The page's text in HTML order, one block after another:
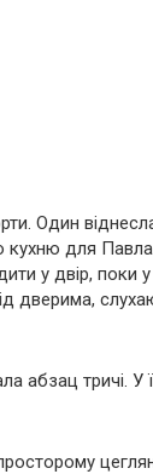
Один
кухню для
у двір, поки
дверима,
абзац тричі. У